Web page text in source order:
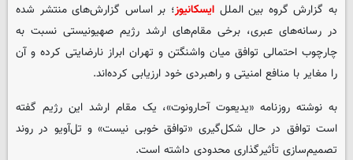
به گزارش گروه بین الملل ایسکانیوز؛ بر اساس گزارش‌های منتشر شده
در رسانه‌های عبری، برخی مقام‌های ارشد رژیم صهیونیستی نسبت به
چارچوب احتمالی توافق میان واشنگتن و تهران ابراز نارضایتی کرده و آن
را مغایر با منافع امنیتی و راهبردی خود ارزیابی کرده‌اند.
به نوشته روزنامه «یدیعوت آحارونوت»، یک مقام ارشد این رژیم گفته
است توافق در حال شکل‌گیری «توافق خوبی نیست» و تل‌آویو در روند
تصمیم‌سازی تأثیرگذاری محدودی داشته است.